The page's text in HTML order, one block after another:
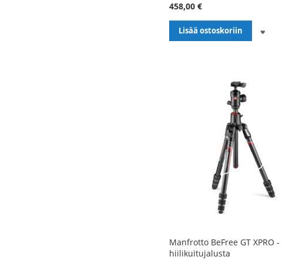
458,00 €
Lisää ostoskoriin
Manfrotto BeFree GT XPRO -
hiilikuitujalusta